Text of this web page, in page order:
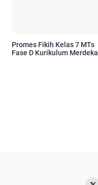
Promes Fikih Kelas 7 MTs
Fase D Kurikulum Merdeka